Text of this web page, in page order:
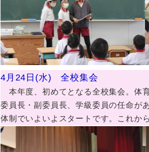
4月24日(水) 全校集会
本年度、初めてとなる全校集会。体
委員長・副委員長、学級委員の任命が
体制でいよいよスタートです。これか